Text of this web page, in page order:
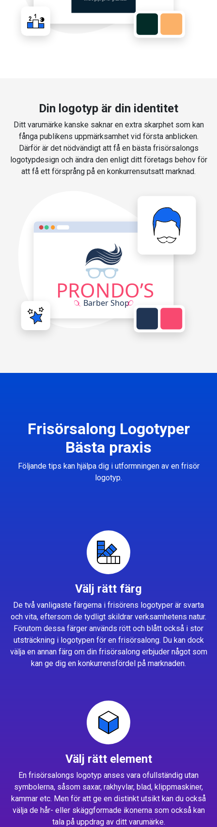
Din logotyp är din identitet
Ditt varumärke kanske saknar en extra skarphet som kan
fånga publikens uppmärksamhet vid första anblicken.
Därför är det nödvändigt att få en bästa frisörsalongs
logotypdesign och ändra den enligt ditt företags behov för
att få ett försprång på en konkurrensutsatt marknad.
Frisörsalong Logotyper
Bästa praxis
Följande tips kan hjälpa dig i utformningen av en frisör
logotyp.
Välj rätt färg
De två vanligaste färgerna i frisörens logotyper är svarta
och vita, eftersom de tydligt skildrar verksamhetens natur.
Förutom dessa färger används rött och blått också i stor
utsträckning i logotypen för en frisörsalong. Du kan dock
välja en annan färg om din frisörsalong erbjuder något som
kan ge dig en konkurrensfördel på marknaden.
Välj rätt element
En frisörsalongs logotyp anses vara ofullständig utan
symbolerna, såsom saxar, rakhyvlar, blad, klippmaskiner,
kammar etc. Men för att ge en distinkt utsikt kan du också
välja de hår- eller skäggformade ikonerna som också kan
tala på uppdrag av ditt varumärke.